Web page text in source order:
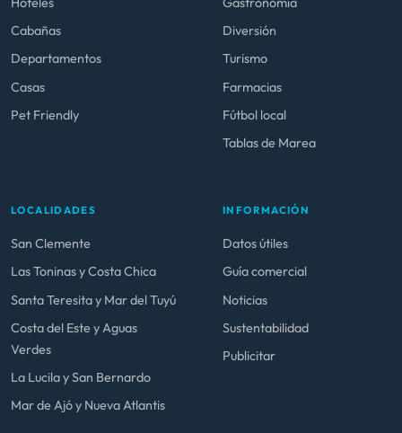
Cabañas
Departamentos
Casas
Pet Friendly
Diversión
Turismo
Farmacias
Fútbol local
Tablas de Marea
LOCALIDADES
San Clemente
Las Toninas y Costa Chica
Santa Teresita y Mar del Tuyú
Costa del Este y Aguas
Verdes
La Lucila y San Bernardo
Mar de Ajó y Nueva Atlantis
INFORMACIÓN
Datos útiles
Guía comercial
Noticias
Sustentabilidad
Publicitar